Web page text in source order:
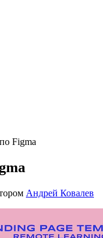
Figma
Андрей Ковалев